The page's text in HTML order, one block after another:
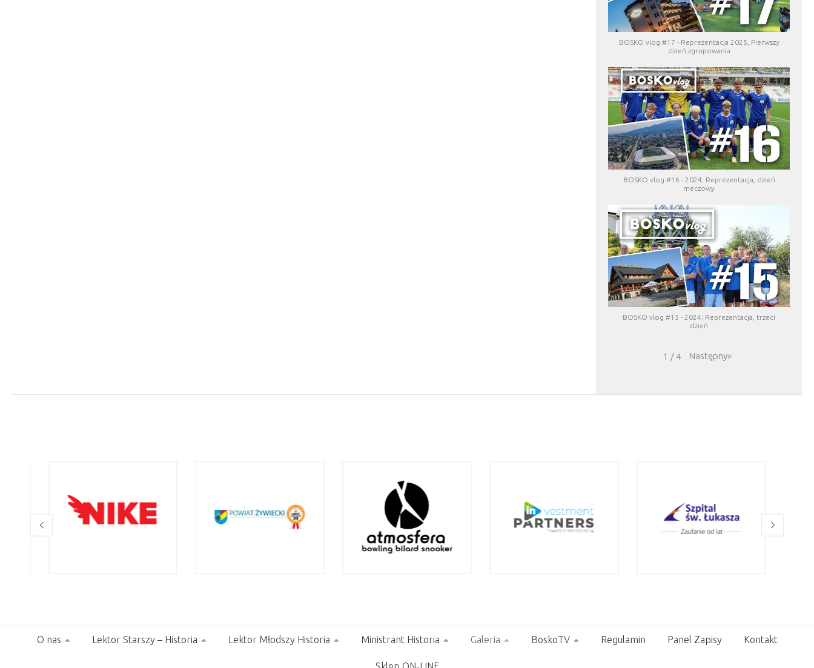
BOSKO vlog #17 - Reprezentacja 2025, Pierwszy
dzień zgrupowania
BOSKO vlog #16 - 2024; Reprezentacja, dzień
meczowy
BOSKO vlog #15 - 2024; Reprezentacja, trzeci
dzień
1 / 4 Następny»
O nas Lektor Starszy – Historia Lektor Młodszy Historia Ministrant Historia Galeria BoskoTV Regulamin Panel Zapisy Kontakt